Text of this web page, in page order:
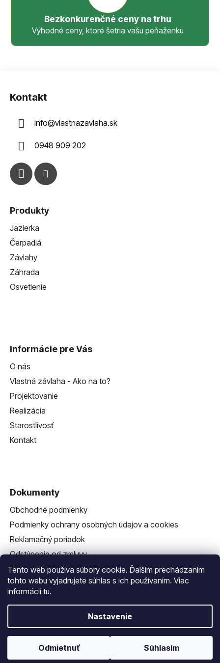
Tento web používa súbory cookie. Ďalším prechádzaním
tohto webu vyjadrujete súhlas s ich používaním. Viac
informácií tu.
Nastavenie
Odmietnuť Súhlasím
Bezkonkurenčné ceny na trhu
Výhodné ceny, ktoré šetria vašu peňaženku
Kontakt
info@vlastnazavlaha.sk
0948 909 202
Produkty
Jazierka
Čerpadlá
Závlahy
Záhrada
Osvetlenie
Informácie pre Vás
O nás
Vlastná závlaha - Ako na to?
Projektovanie
Realizácia
Starostlivosť
Kontakt
Dokumenty
Obchodné podmienky
Podmienky ochrany osobných údajov a cookies
Reklamačný poriadok
Odstúpenie od zmluvy
Reklamačný formulár
Vytvoril Shoptet a
Adatelier
Copyright 2026
Vlastná Závlaha. Všetky práva